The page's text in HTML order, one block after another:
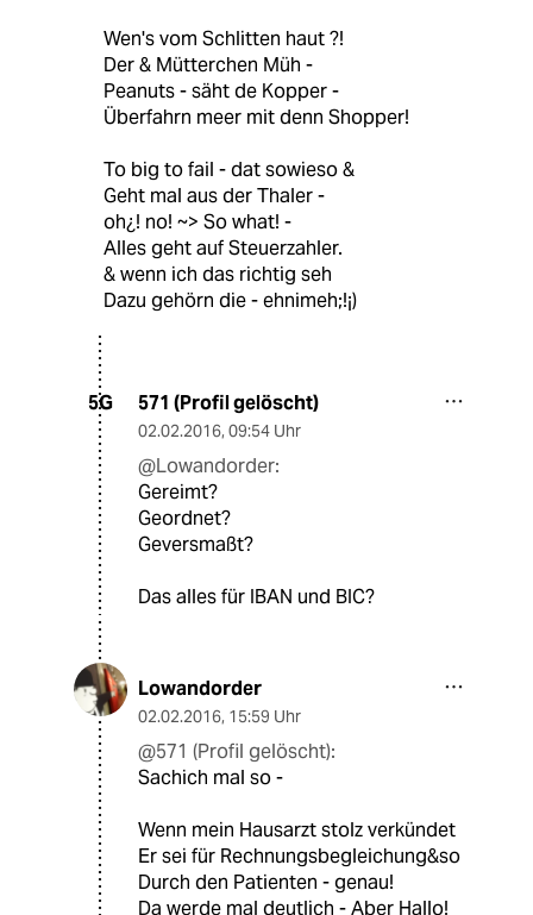
Wen's vom Schlitten haut ?!
Der & Mütterchen Müh -
Peanuts - säht de Kopper -
Überfahrn meer mit denn Shopper!
To big to fail - dat sowieso &
Geht mal aus der Thaler -
oh¿! no! ~> So what! -
Alles geht auf Steuerzahler.
& wenn ich das richtig seh
Dazu gehörn die - ehnimeh;!¡)
5G 571 (Profil gelöscht)
02.02.2016, 09:54 Uhr
@Lowandorder:
Gereimt?
Geordnet?
Geversmaßt?
Das alles für IBAN und BIC?
Lowandorder
02.02.2016, 15:59 Uhr
@571 (Profil gelöscht):
Sachich mal so -
Wenn mein Hausarzt stolz verkündet
Er sei für Rechnungsbegleichung&so
Durch den Patienten - genau!
Da werde mal deutlich - Aber Hallo!